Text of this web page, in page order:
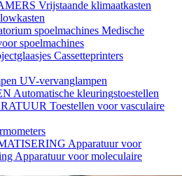
Vrijstaande klimaatkasten
spoelmachines Medische
spoelmachines
Cassetteprinters
UV-vervanglampen
Automatische kleuringstoestellen
Toestellen voor vasculaire
Apparatuur voor
Apparatuur voor moleculaire